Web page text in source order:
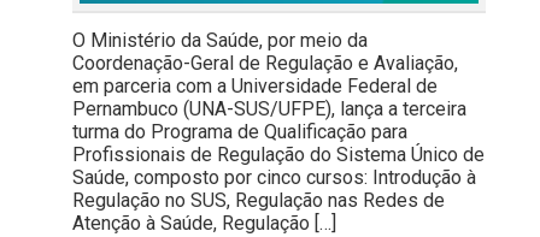
O Ministério da Saúde, por meio da
Coordenação-Geral de Regulação e Avaliação,
em parceria com a Universidade Federal de
Pernambuco (UNA-SUS/UFPE), lança a terceira
turma do Programa de Qualificação para
Profissionais de Regulação do Sistema Único de
Saúde, composto por cinco cursos: Introdução à
Regulação no SUS, Regulação nas Redes de
Atenção à Saúde, Regulação […]